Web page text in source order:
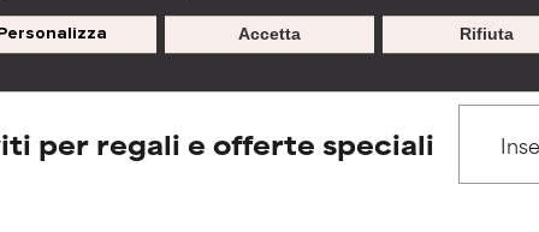
Rifiuta
Accetta
infiammazioni, secchezza, ecc. Può offrire benefici solo
che fa più male che bene.
infiammazioni, secchezza, ecc. Può offrire benefici solo
che fa più male che bene.
per regali e offerte speciali